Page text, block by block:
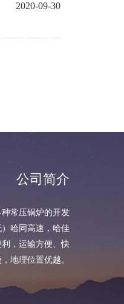
2020-09-30
公司简介
常压锅炉的开发
哈同高速，哈佳
，运输方便、快
地理位置优越。